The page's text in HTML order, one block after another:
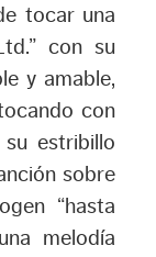
tocar una
” con su
y amable,
con
estribillo
sobre
“hasta
melodía